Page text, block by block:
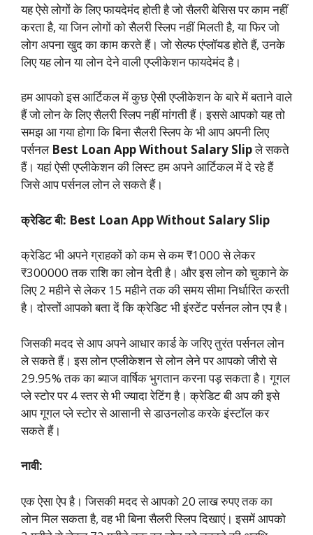
यह ऐसे लोगों के लिए फायदेमंद होती है जो सैलरी बेसिस पर काम नहीं
करता है, या जिन लोगों को सैलरी स्लिप नहीं मिलती है, या फिर जो
लोग अपना खुद का काम करते हैं। जो सेल्फ एंप्लॉयड होते हैं, उनके
लिए यह लोन या लोन देने वाली एप्लीकेशन फायदेमंद है।
हम आपको इस आर्टिकल में कुछ ऐसी एप्लीकेशन के बारे में बताने वाले
हैं जो लोन के लिए सैलरी स्लिप नहीं मांगती हैं। इससे आपको यह तो
समझ आ गया होगा कि बिना सैलरी स्लिप के भी आप अपनी लिए
पर्सनल Best Loan App Without Salary Slipले सकते
हैं। यहां ऐसी एप्लीकेशन की लिस्ट हम अपने आर्टिकल में दे रहे हैं
जिसे आप पर्सनल लोन ले सकते हैं।
क्रेडिट बी: Best Loan App Without Salary Slip
क्रेडिट भी अपने ग्राहकों को कम से कम ₹1000 से लेकर
₹300000 तक राशि का लोन देती है। और इस लोन को चुकाने के
लिए 2 महीने से लेकर 15 महीने तक की समय सीमा निर्धारित करती
है। दोस्तों आपको बता दें कि क्रेडिट भी इंस्टेंट पर्सनल लोन एप है।
जिसकी मदद से आप अपने आधार कार्ड के जरिए तुरंत पर्सनल लोन
ले सकते हैं। इस लोन एप्लीकेशन से लोन लेने पर आपको जीरो से
29.95% तक का ब्याज वार्षिक भुगतान करना पड़ सकता है। गूगल
प्ले स्टोर पर 4 स्तर से भी ज्यादा रेटिंग है। क्रेडिट बी अप की इसे
आप गूगल प्ले स्टोर से आसानी से डाउनलोड करके इंस्टॉल कर
सकते हैं।
नावी:
एक ऐसा ऐप है। जिसकी मदद से आपको 20 लाख रुपए तक का
लोन मिल सकता है, वह भी बिना सैलरी स्लिप दिखाएं। इसमें आपको